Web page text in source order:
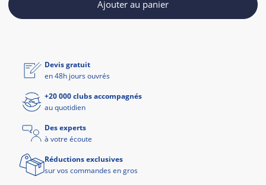
Ajouter au panier
Devis gratuit
en 48h jours ouvrés
+20 000 clubs accompagnés
au quotidien
Des experts
à votre écoute
Réductions exclusives
sur vos commandes en gros